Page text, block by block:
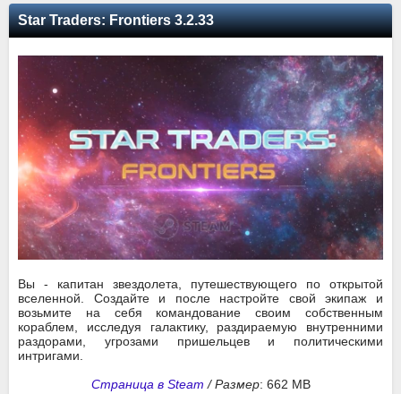
Star Traders: Frontiers 3.2.33
Вы - капитан звездолета, путешествующего по открытой
вселенной. Создайте и после настройте свой экипаж и
возьмите на себя командование своим собственным
кораблем, исследуя галактику, раздираемую внутренними
раздорами, угрозами пришельцев и политическими
интригами.
Страница в Steam /Размер: 662 MB